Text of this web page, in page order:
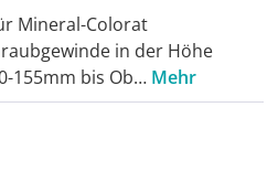
Mineral-Colorat
in der Höhe
155mm bis Ob… Mehr